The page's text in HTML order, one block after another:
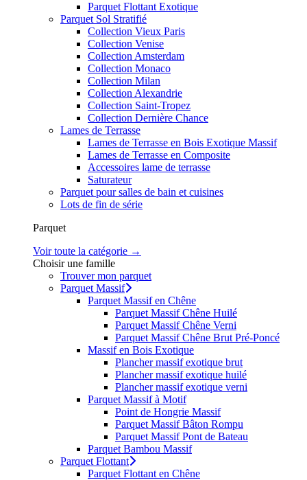
Parquet Flottant Exotique
Parquet Sol Stratifié
Collection Vieux Paris
Collection Venise
Collection Amsterdam
Collection Monaco
Collection Milan
Collection Alexandrie
Collection Saint-Tropez
Collection Dernière Chance
Lames de Terrasse
Lames de Terrasse en Bois Exotique Massif
Lames de Terrasse en Composite
Accessoires lame de terrasse
Saturateur
Parquet pour salles de bain et cuisines
Lots de fin de série
Parquet
Voir toute la catégorie →
Choisir une famille
Trouver mon parquet
Parquet Massif
Parquet Massif en Chêne
Parquet Massif Chêne Huilé
Parquet Massif Chêne Verni
Parquet Massif Chêne Brut Pré-Poncé
Massif en Bois Exotique
Plancher massif exotique brut
Plancher massif exotique huilé
Plancher massif exotique verni
Parquet Massif à Motif
Point de Hongrie Massif
Parquet Massif Bâton Rompu
Parquet Massif Pont de Bateau
Parquet Bambou Massif
Parquet Flottant
Parquet Flottant en Chêne